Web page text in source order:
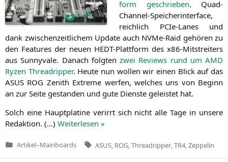
form geschrie­ben. Quad-
Chan­nel-Spei­cher­in­ter­face,
reich­lich PCIe-Lanes und
dank zwi­schen­zeit­li­chem Update auch NVMe-Raid gehö­ren zu
den Fea­tures der neu­en HEDT-Platt­form des x86-Mit­strei­ters
aus Sun­ny­va­le. Danach folg­ten zwei Reviews rund um AMD
Ryzen Thre­ad­rip­per. Heu­te nun wol­len wir einen Blick auf das
ASUS ROG Zenith Extre­me wer­fen, wel­ches uns von Beginn
an zur Sei­te gestan­den und gute Diens­te geleis­tet hat.
Solch eine Haupt­pla­ti­ne ver­irrt sich nicht alle Tage in unse­re
Redak­ti­on. (…) Wei­ter­le­sen »
Veröffentlicht
Artikel–Mainboards Tags:
ASUS ROG Threadripper TR4 Zeppelin